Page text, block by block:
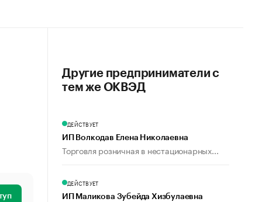
Другие предприниматели с
тем же ОКВЭД
ДЕЙСТВУЕТ
ИП Волкодав Елена Николаевна
Торговля розничная в нестационарных...
ДЕЙСТВУЕТ
ИП Маликова Зубейда Хизбулаевна